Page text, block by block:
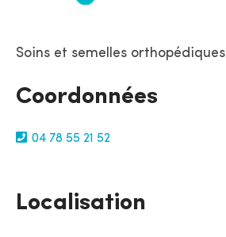
Soins et semelles orthopédiques
Coordonnées
04 78 55 21 52
Localisation